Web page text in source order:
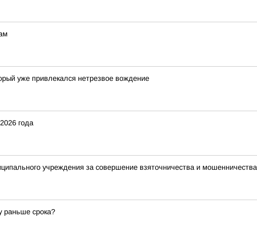
уже привлекался нетрезвое вождение
года
учреждения за совершение взяточничества и мошенничества
раньше срока?